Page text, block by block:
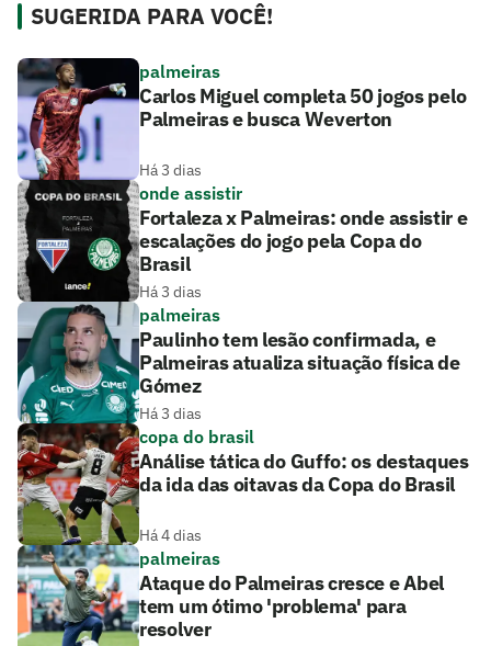
SUGERIDA PARA VOCÊ!
palmeiras
Carlos Miguel completa 50 jogos pelo
Palmeiras e busca Weverton
Há 3 dias
onde assistir
Fortaleza x Palmeiras: onde assistir e
escalações do jogo pela Copa do
Brasil
Há 3 dias
palmeiras
Paulinho tem lesão confirmada, e
Palmeiras atualiza situação física de
Gómez
Há 3 dias
copa do brasil
Análise tática do Guffo: os destaques
da ida das oitavas da Copa do Brasil
Há 4 dias
palmeiras
Ataque do Palmeiras cresce e Abel
tem um ótimo 'problema' para
resolver